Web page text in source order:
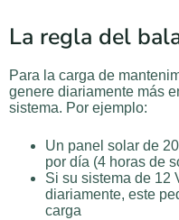
La regla del
Para la carga de
genere diariamente más
sistema. Por ejemplo:
Un panel solar de
por día (4 horas de
Si su sistema de 12
diariamente, este
carga